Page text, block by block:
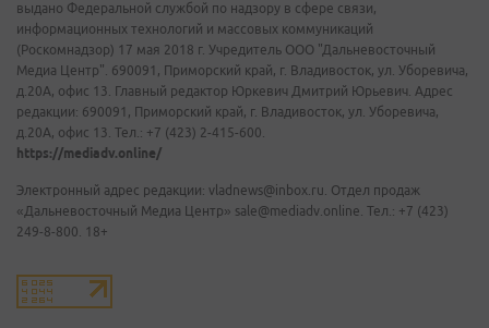
выдано Федеральной службой по надзору в сфере связи,
информационных технологий и массовых коммуникаций
(Роскомнадзор) 17 мая 2018 г. Учредитель ООО "Дальневосточный
Медиа Центр". 690091, Приморский край, г. Владивосток, ул. Уборевича,
д.20А, офис 13. Главный редактор Юркевич Дмитрий Юрьевич. Адрес
редакции: 690091, Приморский край, г. Владивосток, ул. Уборевича,
д.20А, офис 13. Тел.: +7 (423) 2-415-600.
https://mediadv.online/
Электронный адрес редакции: vladnews@inbox.ru. Отдел продаж
«Дальневосточный Медиа Центр» sale@mediadv.online. Тел.: +7 (423)
249-8-800. 18+